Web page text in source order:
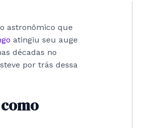
astronômico que
atingiu seu auge
décadas no
por trás dessa